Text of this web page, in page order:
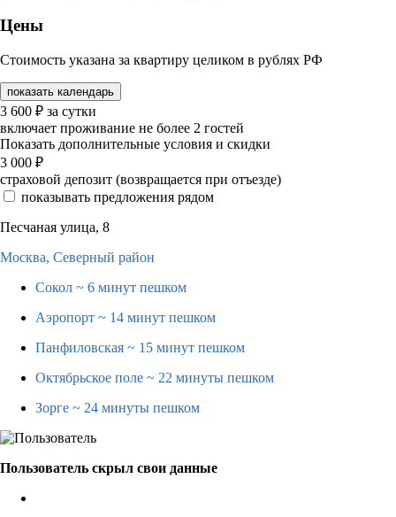
Цены
Стоимость указана за квартиру целиком в рублях РФ
показать календарь
3 600 ₽ за сутки
включает проживание не более 2 гостей
Показать дополнительные условия и скидки
3 000 ₽
страховой депозит (возвращается при отъезде)
показывать предложения рядом
Песчаная улица, 8
Москва, Северный район
Сокол ~ 6 минут пешком
Аэропорт ~ 14 минут пешком
Панфиловская ~ 15 минут пешком
Октябрьское поле ~ 22 минуты пешком
Зорге ~ 24 минуты пешком
Пользователь скрыл свои данные